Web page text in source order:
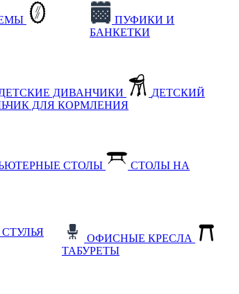
ПУФИКИ И
БАНКЕТКИ
ДИВАНЧИКИ
ДЕТСКИЙ
ДЛЯ КОРМЛЕНИЯ
СТОЛЫ
СТОЛЫ НА
ОФИСНЫЕ КРЕСЛА
ТАБУРЕТЫ